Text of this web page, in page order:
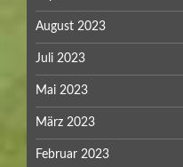
August 2023
Juli 2023
Mai 2023
März 2023
Februar 2023